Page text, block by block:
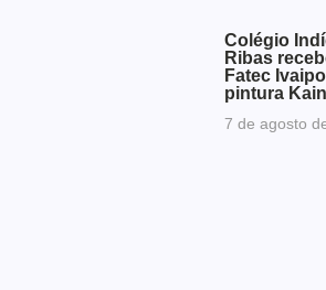
Colégio
Ribas
Fatec
pintura
7 de agosto